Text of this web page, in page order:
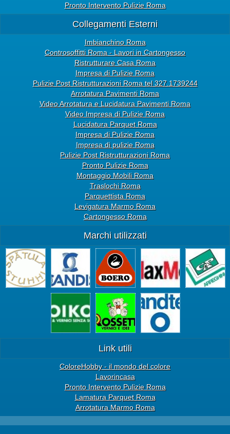
Pronto Intervento Pulizie Roma
Collegamenti Esterni
Imbianchino Roma
Controsoffitti Roma - Lavori in Cartongesso
Ristrutturare Casa Roma
Impresa di Pulizie Roma
Pulizie Post Ristrutturazioni Roma tel 327.1739244
Arrotatura Pavimenti Roma
Video Arrotatura e Lucidatura Pavimenti Roma
Video Impresa di Pulizie Roma
Lucidatura Parquet Roma
Impresa di Pulizie Roma
Impresa di pulizie Roma
Pulizie Post Ristrutturazioni Roma
Pronto Pulizie Roma
Montaggio Mobili Roma
Traslochi Roma
Parquettista Roma
Levigatura Marmo Roma
Cartongesso Roma
Marchi utilizzati
Link utili
ColoreHobby - il mondo del colore
Lavorincasa
Pronto Intervento Pulizie Roma
Lamatura Parquet Roma
Arrotatura Marmo Roma